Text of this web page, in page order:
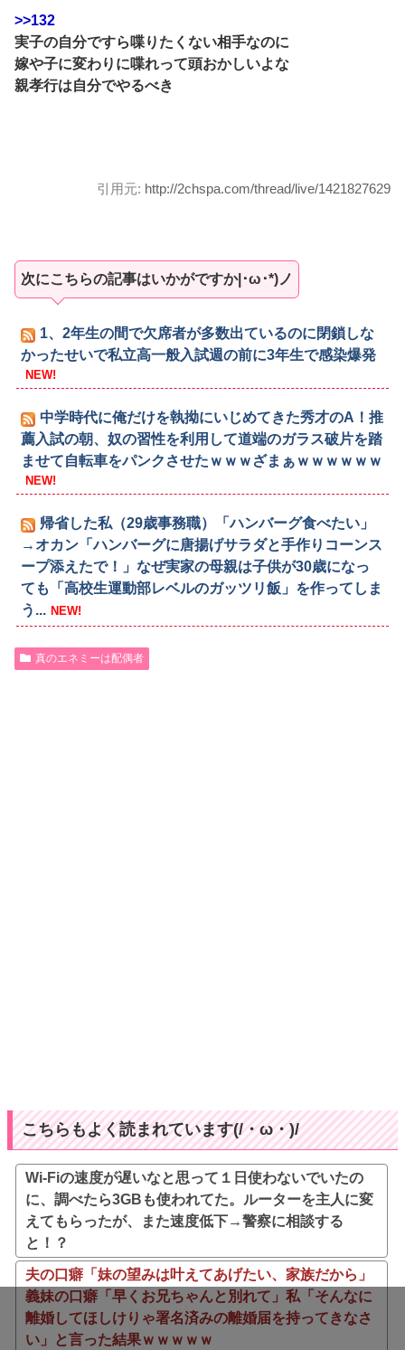
>>132
実子の自分ですら喋りたくない相手なのに
嫁や子に変わりに喋れって頭おかしいよな
親孝行は自分でやるべき
引用元: http://2chspa.com/thread/live/1421827629
次にこちらの記事はいかがですか|･ω･*)ノ
1、2年生の間で欠席者が多数出ているのに閉鎖しな
かったせいで私立高一般入試週の前に3年生で感染爆発
NEW!
中学時代に俺だけを執拗にいじめてきた秀才のA！推
薦入試の朝、奴の習性を利用して道端のガラス破片を踏
ませて自転車をパンクさせたｗｗｗざまぁｗｗｗｗｗｗ
NEW!
帰省した私（29歳事務職）「ハンバーグ食べたい」
→オカン「ハンバーグに唐揚げサラダと手作りコーンス
ープ添えたで！」なぜ実家の母親は子供が30歳になっ
ても「高校生運動部レベルのガッツリ飯」を作ってしま
う... NEW!
真のエネミーは配偶者
こちらもよく読まれています(/・ω・)/
Wi-Fiの速度が遅いなと思って１日使わないでいたの
に、調べたら3GBも使われてた。ルーターを主人に変
えてもらったが、また速度低下→警察に相談する
と！？
夫の口癖「妹の望みは叶えてあげたい、家族だから」
義妹の口癖「早くお兄ちゃんと別れて」私「そんなに
離婚してほしけりゃ署名済みの離婚届を持ってきなさ
い」と言った結果ｗｗｗｗｗ